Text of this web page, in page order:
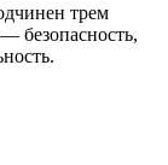
трем
безопасность,